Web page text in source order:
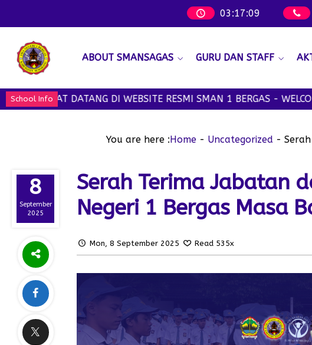
03:17:10
ABOUT SMANSAGAS GURU DAN STAFF
School Info
DATANG DI WEBSITE RESMI SMAN 1 BERGAS - WELCOME TO
You are here :Home - Uncategorized -
8
September
2025
Serah Terima Jabatan
Negeri 1 Bergas Masa
Mon, 8 September 2025 Read 535x